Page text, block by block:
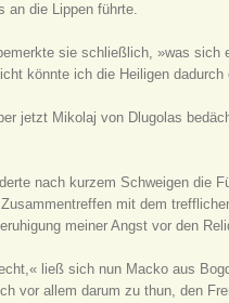
an die Lippen führte.
sie schließlich, »was
könnte ich die Heiligen
jetzt Mikolaj von Dlugolas
nach kurzem Schweigen die
mit dem
meiner Angst vor den
ließ sich nun Macko aus
vor allem darum zu thun, den